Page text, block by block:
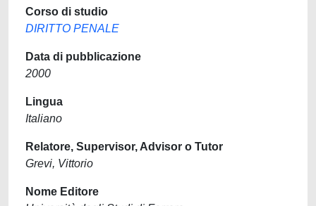
Corso di studio
DIRITTO PENALE
Data di pubblicazione
2000
Lingua
Italiano
Relatore, Supervisor, Advisor o Tutor
Grevi, Vittorio
Nome Editore